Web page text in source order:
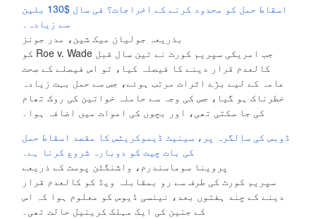
اسقاط حمل کو محدود کرنے کے اخراجات؟ فی سال $130 بلین
سے زیادہ۔
بذریعہ جولیان میک شین، مدر جونز
جب امریکی سپریم کورٹ نے تین سال قبل Roe v. Wade کو
کالعدم قرار دینے کا فیصلہ کیا، تو اس فیصلے کے صحت
عامہ کے لیے بڑے اثرات مرتب ہوئے، جس سے حمل بہت زیادہ
خطرناک ہو گیا، جس کی وجہ سے حاملہ خواتین کی روک تھام
کی جا سکتی تھی، اور بچوں کی اموات میں اضافہ ہوا۔
ڈوبس کی سالگرہ پر، سینیٹ ڈیموکریٹس کا مقصد اسقاط حمل
کی بات چیت کو دوبارہ شروع کرنا ہے۔
پروینا سوماسندرم، واشنگٹن پوسٹ کے ذریعے
سپریم کورٹ کی طرف سے رو بمقابلہ ویڈ کو کالعدم قرار
دینے کے چند ہفتوں بعد، نینسی ڈیوس کو معلوم ہوا کہ اس
کے جنین کی ایک مہلک کرینیل حالت تھی۔